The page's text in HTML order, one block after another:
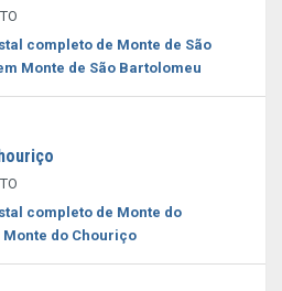
completo de Monte de São
Monte de São Bartolomeu
completo de Monte do
do Chouriço